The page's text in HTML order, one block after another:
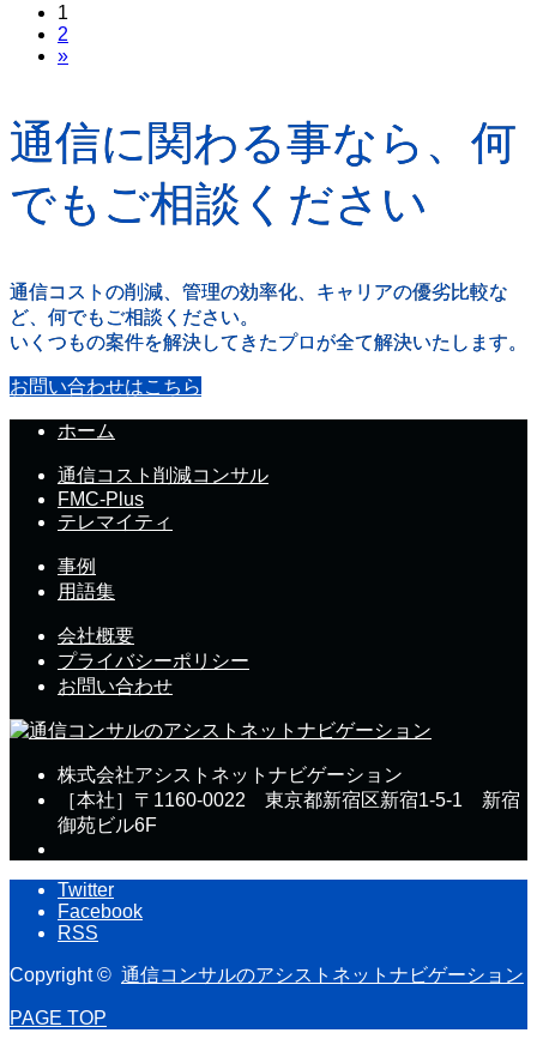
1
2
»
通信に関わる事なら、何
でもご相談ください
通信コストの削減、管理の効率化、キャリアの優劣比較な
ど、何でもご相談ください。
いくつもの案件を解決してきたプロが全て解決いたします。
お問い合わせはこちら
ホーム
通信コスト削減コンサル
FMC-Plus
テレマイティ
事例
用語集
会社概要
プライバシーポリシー
お問い合わせ
株式会社アシストネットナビゲーション
［本社］〒1160-0022 東京都新宿区新宿1-5-1 新宿
御苑ビル6F
Twitter
Facebook
RSS
Copyright © 通信コンサルのアシストネットナビゲーション
PAGE TOP